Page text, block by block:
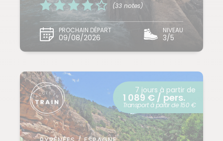
(33 notes)
PROCHAIN DÉPART
09/08/2026
NIVEAU
3/5
7 jours à partir de
1 089 € / pers.
Transport à partir de 150 €